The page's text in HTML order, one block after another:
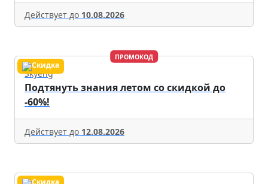
Действует до 10.08.2026
ПРОМОКОД
Skyeng
Подтянуть знания летом со скидкой до
-60%!
Действует до 12.08.2026